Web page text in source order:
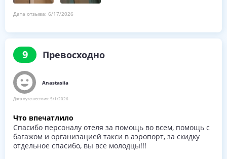
Дата отзыва: 6/17/2026
9 Превосходно
Anastasiia
Дата путешествия:5/1/2026
Что впечатлило
Спасибо персоналу отеля за помощь во всем, помощь с
багажом и организацией такси в аэропорт, за скидку
отдельное спасибо, вы все молодцы!!!